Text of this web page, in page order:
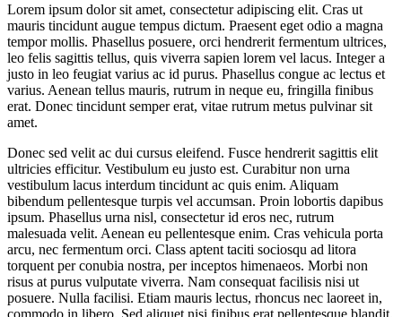
Lorem ipsum dolor sit amet, consectetur adipiscing elit. Cras ut
mauris tincidunt augue tempus dictum. Praesent eget odio a magna
tempor mollis. Phasellus posuere, orci hendrerit fermentum ultrices,
leo felis sagittis tellus, quis viverra sapien lorem vel lacus. Integer a
justo in leo feugiat varius ac id purus. Phasellus congue ac lectus et
varius. Aenean tellus mauris, rutrum in neque eu, fringilla finibus
erat. Donec tincidunt semper erat, vitae rutrum metus pulvinar sit
amet.
Donec sed velit ac dui cursus eleifend. Fusce hendrerit sagittis elit
ultricies efficitur. Vestibulum eu justo est. Curabitur non urna
vestibulum lacus interdum tincidunt ac quis enim. Aliquam
bibendum pellentesque turpis vel accumsan. Proin lobortis dapibus
ipsum. Phasellus urna nisl, consectetur id eros nec, rutrum
malesuada velit. Aenean eu pellentesque enim. Cras vehicula porta
arcu, nec fermentum orci. Class aptent taciti sociosqu ad litora
torquent per conubia nostra, per inceptos himenaeos. Morbi non
risus at purus vulputate viverra. Nam consequat facilisis nisi ut
posuere. Nulla facilisi. Etiam mauris lectus, rhoncus nec laoreet in,
commodo in libero. Sed aliquet nisi finibus erat pellentesque blandit.